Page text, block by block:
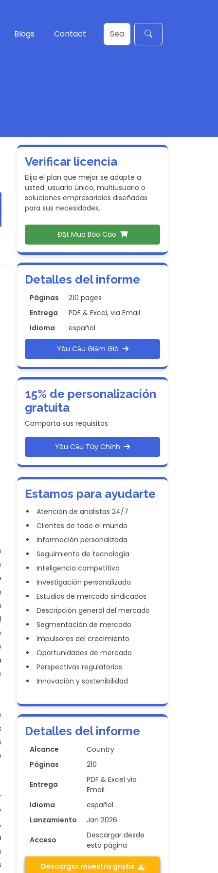
Blogs Contact
Verificar licencia
Elija el plan que mejor se adapte a
usted: usuario único, multiusuario o
soluciones empresariales diseñadas
para sus necesidades.
Đặt Mua Báo Cáo
Detalles del informe
Páginas
210 pages
Entrega
PDF & Excel, via Email
Idioma
español
Yêu Cầu Giảm Giá
15% de personalización
gratuita
Comparta sus requisitos
Yêu Cầu Tùy Chỉnh
Estamos para ayudarte
Atención de analistas 24/7
Clientes de todo el mundo
Información personalizada
Seguimiento de tecnología
Inteligencia competitiva
Investigación personalizada
Estudios de mercado sindicados
Descripción general del mercado
Segmentación de mercado
Impulsores del crecimiento
Oportunidades de mercado
Perspectivas regulatorias
Innovación y sostenibilidad
Detalles del informe
Alcance
Country
Páginas
210
Entrega
PDF & Excel via
Email
Idioma
español
Lanzamiento
Jan 2026
Acceso
Descargar desde
esta página
Descargar muestra gratis